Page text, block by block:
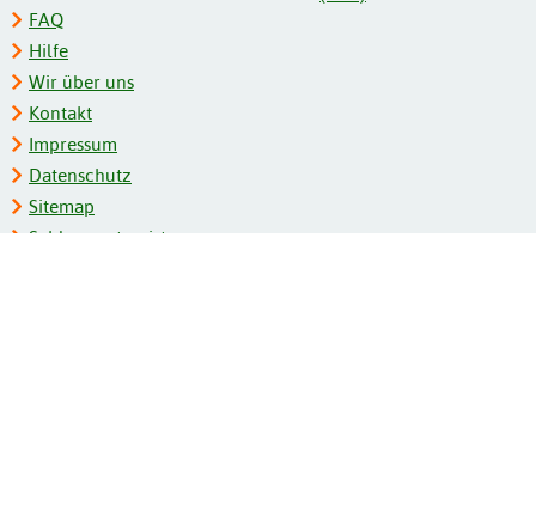
FAQ
Hilfe
Wir über uns
Kontakt
Impressum
Datenschutz
Sitemap
Schlagwortregister